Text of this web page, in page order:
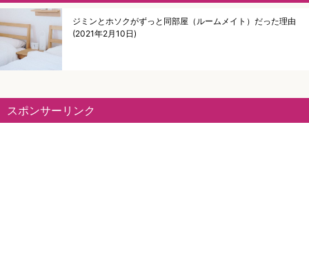
ジミンとホソクがずっと同部屋（ルームメイト）だった理由
2021年2月10日
スポンサーリンク